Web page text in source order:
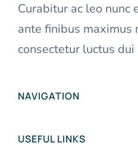
Curabitur ac leo nunc
ante finibus maximus
consectetur luctus dui
NAVIGATION
USEFUL LINKS